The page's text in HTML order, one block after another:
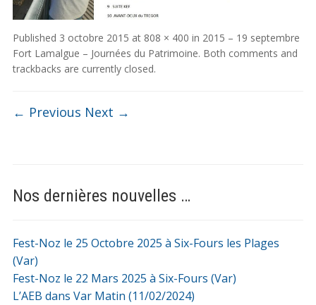
Published 3 octobre 2015 at 808 × 400 in 2015 – 19 septembre
Fort Lamalgue – Journées du Patrimoine. Both comments and
trackbacks are currently closed.
← Previous Next →
Nos dernières nouvelles …
Fest-Noz le 25 Octobre 2025 à Six-Fours les Plages
(Var)
Fest-Noz le 22 Mars 2025 à Six-Fours (Var)
L’AEB dans Var Matin (11/02/2024)